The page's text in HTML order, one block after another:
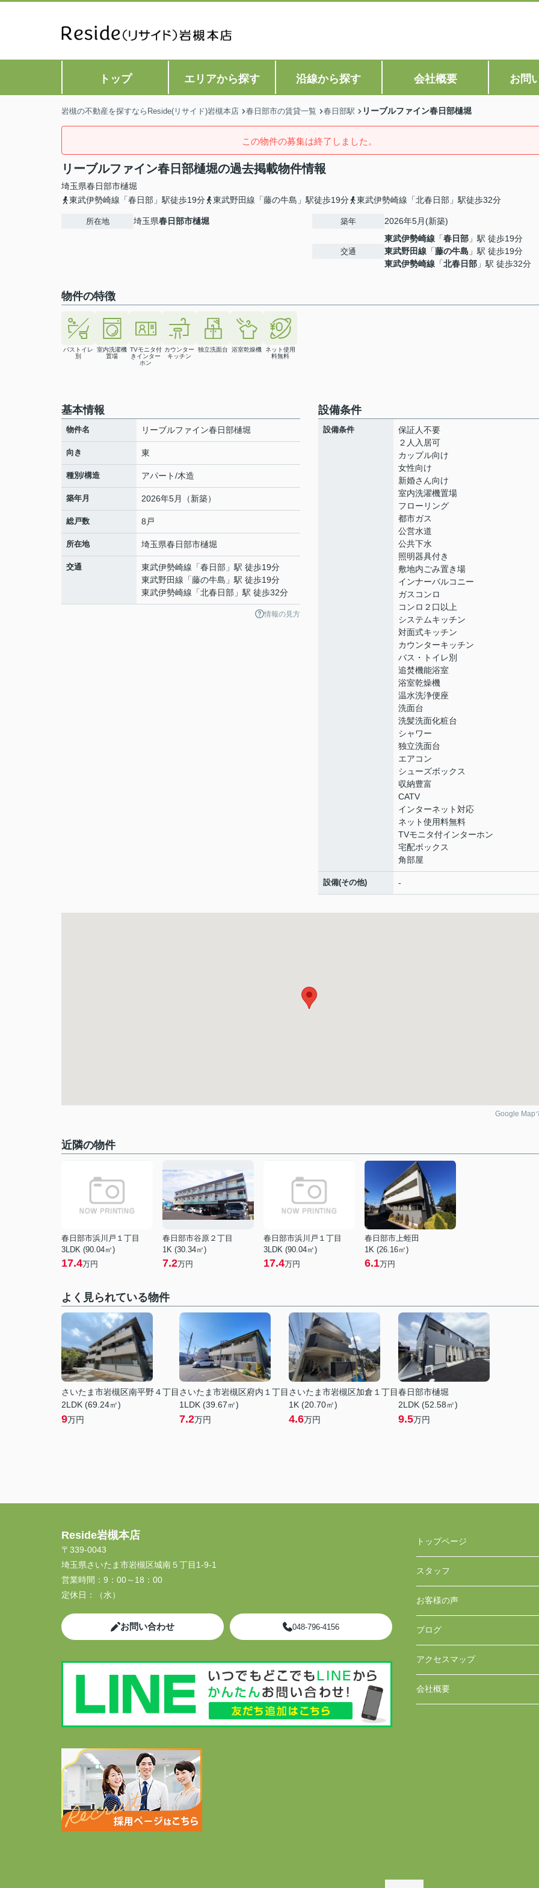
トップ エリアから探す 沿線から探す 会社概要 お問
岩槻の不動産を探すならReside(リサイド)岩槻本店 春日部市の賃貸一覧 春日部駅 リーブルファイン春日部樋堀
この物件の募集は終了しました。
リーブルファイン春日部樋堀の過去掲載物件情報
埼玉県春日部市樋堀
東武伊勢崎線「春日部」駅徒歩19分
東武野田線「藤の牛島」駅徒歩19分 東武伊勢崎線「北春日部」駅徒歩32分
所在地 埼玉県春日部市樋堀 築年 2026年5月(新築)
交通
東武伊勢崎線 「春日部 」駅 徒歩19分
東武野田線 「藤の牛島 」駅 徒歩19分
東武伊勢崎線 「北春日部 」駅 徒歩32分
物件の特徴
バストイレ
別
室内洗濯機
置場
TVモニタ付
きインター
ホン
カウンター
キッチン
独立洗面台 浴室乾燥機 ネット使用
料無料
基本情報
物件名 リーブルファイン春日部樋堀
向き 東
種別/構造 アパート/木造
築年月 2026年5月（新築）
総戸数 8戸
所在地 埼玉県春日部市樋堀
交通 東武伊勢崎線 「春日部 」駅 徒歩19分
東武野田線 「藤の牛島 」駅 徒歩19分
東武伊勢崎線 「北春日部 」駅 徒歩32分
情報の見方
設備条件
設備条件
保証人不要
２人入居可
カップル向け
女性向け
新婚さん向け
室内洗濯機置場
フローリング
都市ガス
公営水道
公共下水
照明器具付き
敷地内ごみ置き場
インナーバルコニー
ガスコンロ
コンロ２口以上
システムキッチン
対面式キッチン
カウンターキッチン
バス・トイレ別
追焚機能浴室
浴室乾燥機
温水洗浄便座
洗面台
洗髪洗面化粧台
シャワー
独立洗面台
エアコン
シューズボックス
収納豊富
CATV
インターネット対応
ネット使用料無料
TVモニタ付インターホン
宅配ボックス
角部屋
設備(その他) -
Google Map
近隣の物件
春日部市浜川戸１丁目
3LDK (90.04㎡)
17.4万円
春日部市谷原２丁目
1K (30.34㎡)
7.2万円
春日部市浜川戸１丁目
3LDK (90.04㎡)
17.4万円
春日部市上蛭田
1K (26.16㎡)
6.1万円
よく見られている物件
さいたま市岩槻区南平野４丁目
2LDK (69.24㎡)
9万円
さいたま市岩槻区府内１丁目
1LDK (39.67㎡)
7.2万円
さいたま市岩槻区加倉１丁目
1K (20.70㎡)
4.6万円
春日部市樋堀
2LDK (52.58㎡)
9.5万円
Reside岩槻本店
〒339-0043
埼玉県さいたま市岩槻区城南５丁目1-9-1
営業時間： 9：00～18：00
定休日：
（水）
お問い合わせ 048-796-4156
トップページ
スタッフ
お客様の声
ブログ
アクセスマップ
会社概要